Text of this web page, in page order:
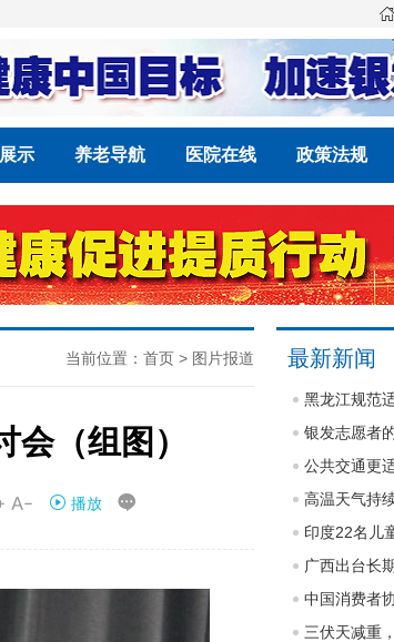

示 养老导航 医院在线 政策法规
当前位置： 首页 > 图片报道
（组图）
 播放 
最新新闻
黑龙江规范
银发志愿者
公共交通更
印度22名儿
广西出台长
中国消费者
三伏天减重